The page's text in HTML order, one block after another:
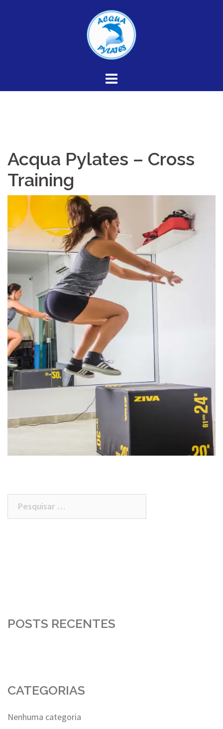
Acqua Pylates – Cross
Training
Pesquisar
POSTS RECENTES
CATEGORIAS
Nenhuma categoria